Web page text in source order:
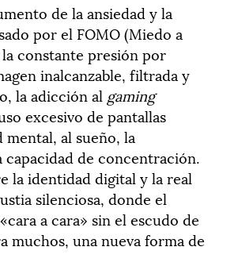
de la ansiedad y la
por el FOMO (Miedo a
constante presión por
inalcanzable, filtrada y
la adicción al gaming
excesivo de pantallas
mental, al sueño, la
de concentración.
la identidad digital y la real
silenciosa, donde el
a cara» sin el escudo de
muchos, una nueva forma de